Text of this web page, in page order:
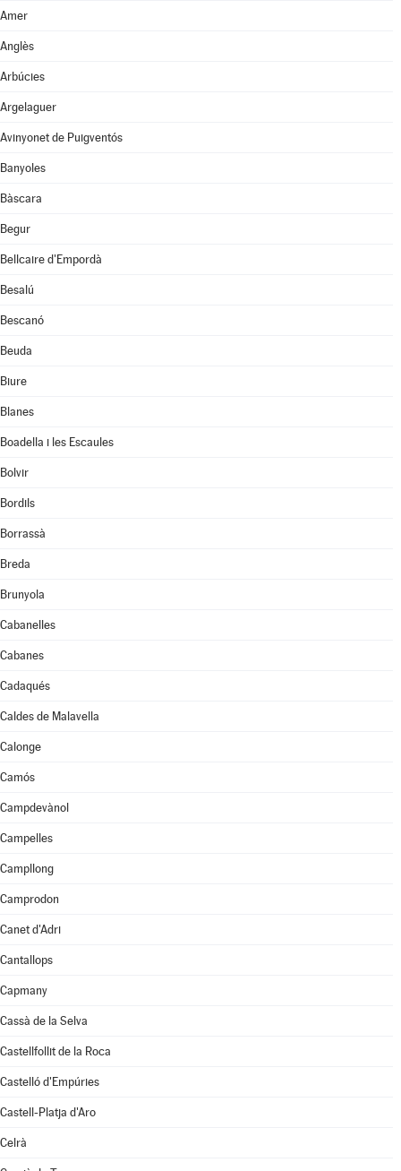
Amer
Anglès
Arbúcies
Argelaguer
Avinyonet de Puigventós
Banyoles
Bàscara
Begur
Bellcaire d'Empordà
Besalú
Bescanó
Beuda
Biure
Blanes
Boadella i les Escaules
Bolvir
Bordils
Borrassà
Breda
Brunyola
Cabanelles
Cabanes
Cadaqués
Caldes de Malavella
Calonge
Camós
Campdevànol
Campelles
Campllong
Camprodon
Canet d'Adri
Cantallops
Capmany
Cassà de la Selva
Castellfollit de la Roca
Castelló d'Empúries
Castell-Platja d'Aro
Celrà